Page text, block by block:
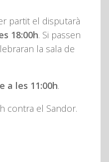
partit el disputarà
18:00h. Si passen
la sala de
a les 11:00h.
contra el Sandor.